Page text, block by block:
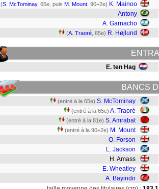
(S. McTominay, 65e, puis M. Mount , 90+2e) K. Mainoo
Antony
A. Garnacho
(A. Traoré , 65e) R. Højlund
E. ten Hag
BANCS
(entré à la 65e) S. McTominay
(entré à la 65e) A. Traoré
(entré à la 81e) S. Amrabat
(entré à la 90+2e) M. Mount
O. Forson
L. Jackson
H. Amass
E. Wheatley
A. Bayindir